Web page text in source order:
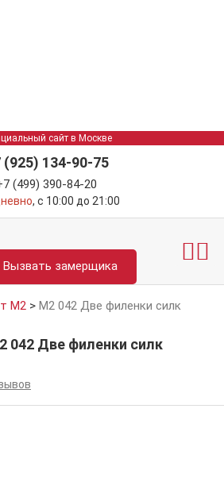
сайт в Москве
(925) 134-90-75
(499) 390-84-20
, с 10:00 до 21:00
Вызвать замерщика
М2 > М2 042 Две филенки силк
042 Две филенки силк